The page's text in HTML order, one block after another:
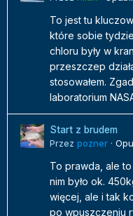
To jest tu
które sobie
chloru były w
przeszczep
stosowałem.
laboratorium
Start z brudem
Przez pozner ·
To prawda, ale to
nim było ok.
więcej, ale i tak
po wpuszczeniu